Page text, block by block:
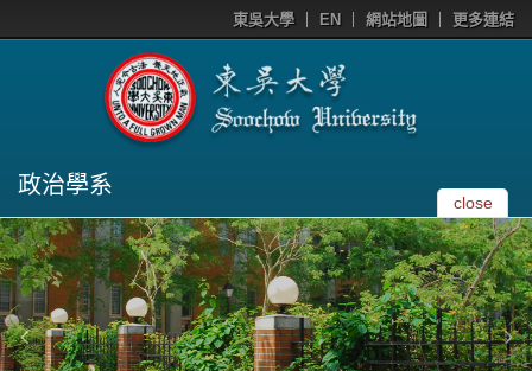
東吳大學 EN 網站地圖 更多連結
政治學系
close